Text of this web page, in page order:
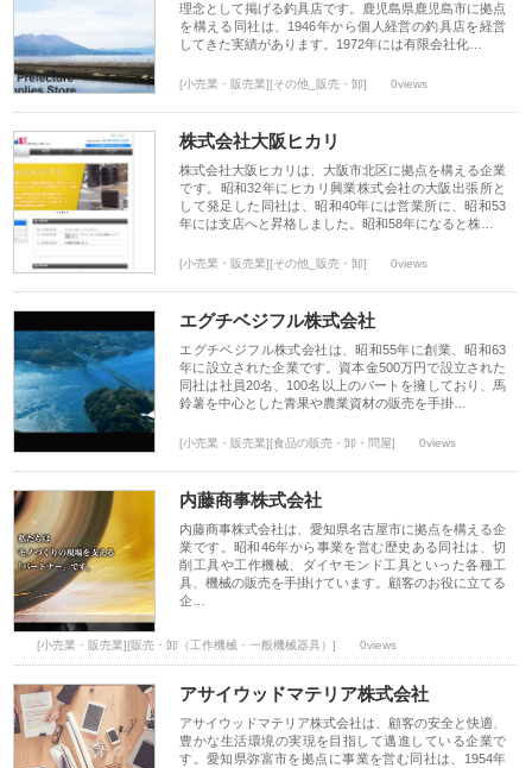
理念として掲げる釣具店です。鹿児島県鹿児島市に拠点
を構える同社は、1946年から個人経営の釣具店を経営
してきた実績があります。1972年には有限会社化…
[小売業・販売業][その他_販売・卸] 0views
株式会社大阪ヒカリ
株式会社大阪ヒカリは、大阪市北区に拠点を構える企業
です。昭和32年にヒカリ興業株式会社の大阪出張所と
して発足した同社は、昭和40年には営業所に、昭和53
年には支店へと昇格しました。昭和58年になると株…
[小売業・販売業][その他_販売・卸] 0views
エグチベジフル株式会社
エグチベジフル株式会社は、昭和55年に創業、昭和63
年に設立された企業です。資本金500万円で設立された
同社は社員20名、100名以上のパートを擁しており、馬
鈴薯を中心とした青果や農業資材の販売を手掛…
[小売業・販売業][食品の販売・卸・問屋] 0views
内藤商事株式会社
内藤商事株式会社は、愛知県名古屋市に拠点を構える企
業です。昭和46年から事業を営む歴史ある同社は、切
削工具や工作機械、ダイヤモンド工具といった各種工
具、機械の販売を手掛けています。顧客のお役に立てる
企…
[小売業・販売業][販売・卸（工作機械・一般機械器具）] 0views
アサイウッドマテリア株式会社
アサイウッドマテリア株式会社は、顧客の安全と快適、
豊かな生活環境の実現を目指して邁進している企業で
す。愛知県弥富市を拠点に事業を営む同社は、1954年